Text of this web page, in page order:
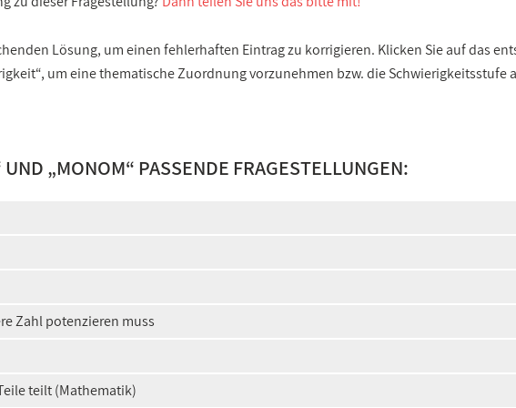
Lösung, um einen fehlerhaften Eintrag zu korrigieren. Klicken Sie auf das
um eine thematische Zuordnung vorzunehmen bzw. die Schwierigkeitsstufe
UND „MONOM“ PASSENDE FRAGESTELLUNGEN:
Zahl potenzieren muss
teilt (Mathematik)